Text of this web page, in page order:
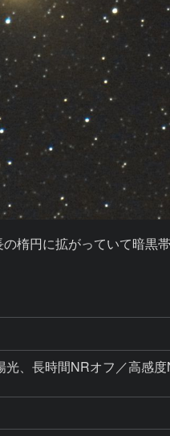
円に拡がっていて暗黒
、長時間NRオフ／高感